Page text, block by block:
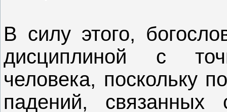
В силу этого,
дисциплиной с
человека, поскольку
падений,